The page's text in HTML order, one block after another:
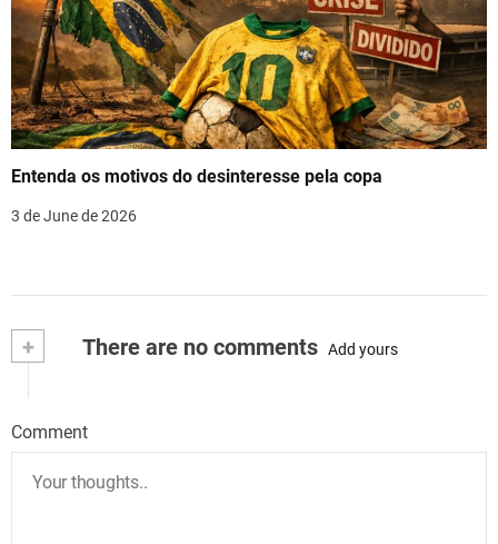
Entenda os motivos do desinteresse pela copa
3 de June de 2026
+ There are no comments Add yours
Comment